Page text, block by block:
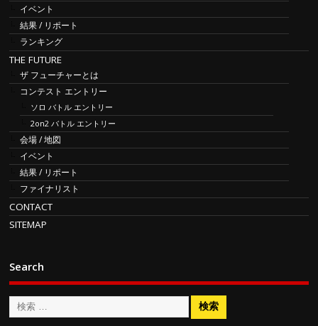
イベント
結果 / リポート
ランキング
THE FUTURE
ザ フューチャーとは
コンテスト エントリー
ソロ バトル エントリー
2on2 バトル エントリー
会場 / 地図
イベント
結果 / リポート
ファイナリスト
CONTACT
SITEMAP
Search